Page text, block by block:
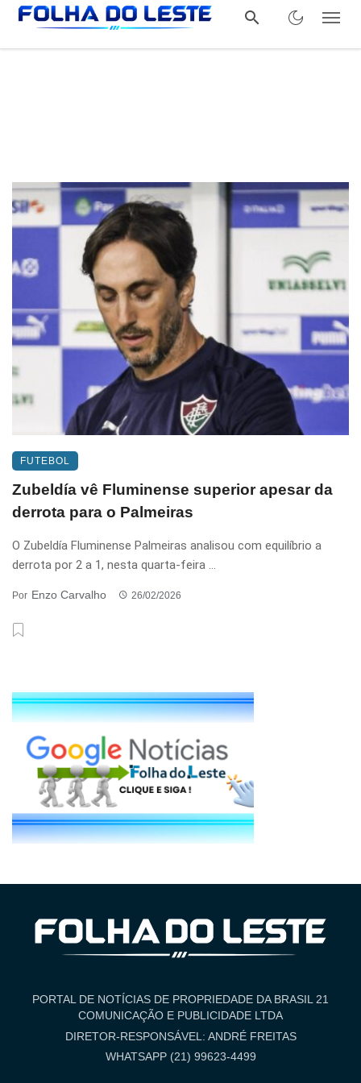
FUTEBOL
Zubeldía vê Fluminense superior apesar da
derrota para o Palmeiras
O Zubeldía Fluminense Palmeiras analisou com equilíbrio a
derrota por 2 a 1, nesta quarta-feira ...
Por Enzo Carvalho 26/02/2026
PORTAL DE NOTÍCIAS DE PROPRIEDADE DA BRASIL 21
COMUNICAÇÃO E PUBLICIDADE LTDA
DIRETOR-RESPONSÁVEL: ANDRÉ FREITAS
WHATSAPP (21) 99623-4499